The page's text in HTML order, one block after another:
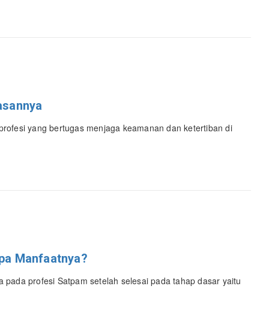
yang bertugas menjaga keamanan dan ketertiban di
Manfaatnya?
profesi Satpam setelah selesai pada tahap dasar yaitu